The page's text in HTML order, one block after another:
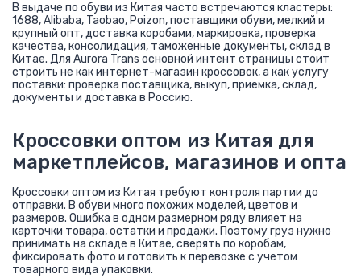
В выдаче по обуви из Китая часто встречаются кластеры:
1688, Alibaba, Taobao, Poizon, поставщики обуви, мелкий и
крупный опт, доставка коробами, маркировка, проверка
качества, консолидация, таможенные документы, склад в
Китае. Для Aurora Trans основной интент страницы стоит
строить не как интернет-магазин кроссовок, а как услугу
поставки: проверка поставщика, выкуп, приемка, склад,
документы и доставка в Россию.
Кроссовки оптом из Китая для
маркетплейсов, магазинов и опта
Кроссовки оптом из Китая требуют контроля партии до
отправки. В обуви много похожих моделей, цветов и
размеров. Ошибка в одном размерном ряду влияет на
карточки товара, остатки и продажи. Поэтому груз нужно
принимать на складе в Китае, сверять по коробам,
фиксировать фото и готовить к перевозке с учетом
товарного вида упаковки.